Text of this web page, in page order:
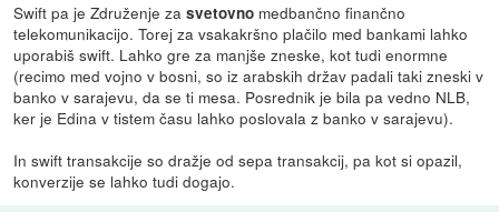
Swift pa je Združenje zasvetovno medbančno finančno
telekomunikacijo. Torej za vsakakršno plačilo med bankami lahko
uporabiš swift. Lahko gre za manjše zneske, kot tudi enormne
(recimo med vojno v bosni, so iz arabskih držav padali taki zneski v
banko v sarajevu, da se ti mesa. Posrednik je bila pa vedno NLB,
ker je Edina v tistem času lahko poslovala z banko v sarajevu).
In swift transakcije so dražje od sepa transakcij, pa kot si opazil,
konverzije se lahko tudi dogajo.